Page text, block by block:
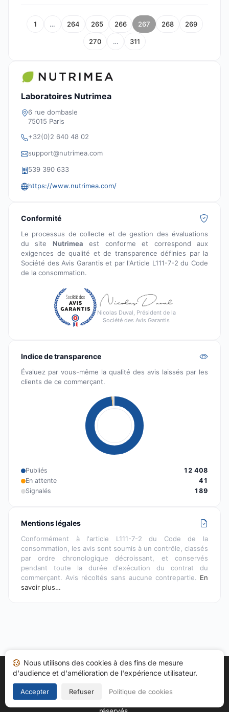
1 … 264 265 266 267 268 269
270 … 311
Laboratoires Nutrimea
6 rue dombasle
75015 Paris
+32(0)2 640 48 02
support@nutrimea.com
539 390 633
https://www.nutrimea.com/
Conformité
Le processus de collecte et de gestion des évaluations
du site Nutrimea est conforme et correspond aux
exigences de qualité et de transparence définies par la
Société des Avis Garantis et par l'Article L111-7-2 du Code
de la consommation.
Nicolas Duval, Président de la
Société des Avis Garantis
Indice de transparence
Évaluez par vous-même la qualité des avis laissés par les
clients de ce commerçant.
Publiés
12 408
En attente
41
Signalés
189
Mentions légales
Conformément à l'article L111-7-2 du Code de la
consommation, les avis sont soumis à un contrôle, classés
par ordre chronologique décroissant, et conservés
pendant toute la durée d'exécution du contrat du
commerçant. Avis récoltés sans aucune contrepartie. En
savoir plus…
Accueil Mes avis Catégories CGU
Cookies
Politique de confidentialité
Copyright © 2026
Nous utilisons des cookies à des fins de mesure
d'audience et d'amélioration de l'expérience utilisateur.
Accepter Refuser Politique de cookies